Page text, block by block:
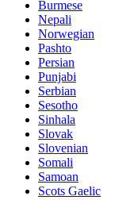
Burmese
Nepali
Norwegian
Pashto
Persian
Punjabi
Serbian
Sesotho
Sinhala
Slovak
Slovenian
Somali
Samoan
Scots Gaelic